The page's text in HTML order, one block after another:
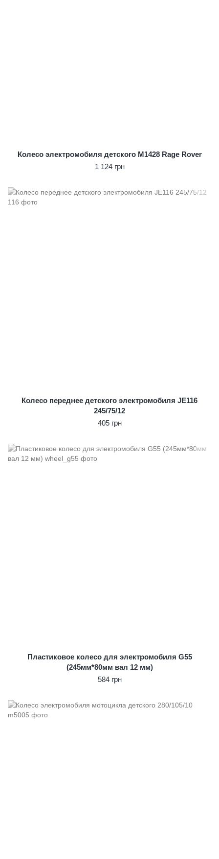
Колесо электромобиля детского M1428 Rage Rover
1 124 грн
Колесо переднее детского электромобиля JE116
245/75/12
405 грн
Пластиковое колесо для электромобиля G55
(245мм*80мм вал 12 мм)
584 грн